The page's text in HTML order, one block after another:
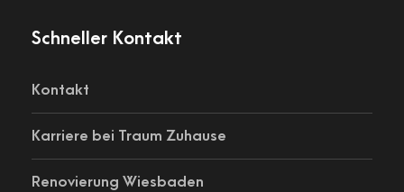
Schneller Kontakt
Kontakt
Karriere bei Traum Zuhause
Renovierung Wiesbaden